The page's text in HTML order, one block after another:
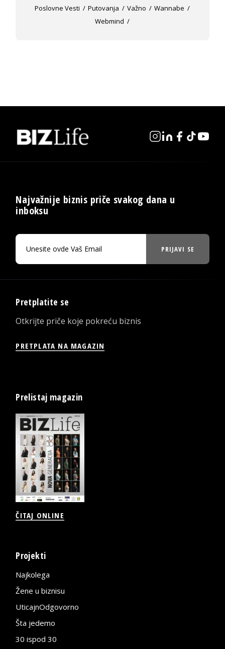
Poslovne Vesti
Putovanja Važno
Wannabe
Webmind
Najvažnije biznis priče svakog dana u
inboksu
PRIJAVI SE
Pretplatite se
Otkrijte priče koje pokreću biznis
PRETPLATA NA MAGAZIN
Prelistaj magazin
ČITAJ ONLINE
Projekti
Najkolega
Žene u biznisu
UticajnOdgovorno
Šta jedemo
30 ispod 30